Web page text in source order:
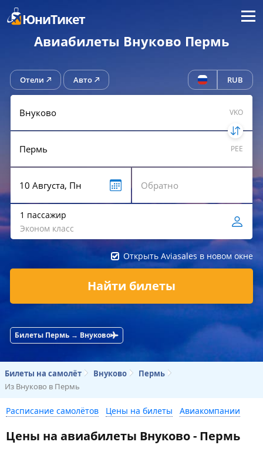
ЮниТикет Меню
Авиабилеты Внуково Пермь
Отели Авто RUB
VKO
PEE
1 пассажир
Эконом класс
Открыть Aviasales в новом окне
Найти билеты
Билеты Пермь → Внуково
Билеты на самолёт Внуково
Пермь
Из Внуково в Пермь
Расписание самолётов Цены на билеты Авиакомпании
Цены на авиабилеты Внуково - Пермь